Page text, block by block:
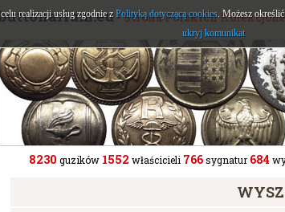
- Strona Polskich
8230 guzików 1552 właścicieli 766sygnatur684
realizacji usług zgodnie z Polityką dotyczącą cookies. Możesz
ukryj komunikat